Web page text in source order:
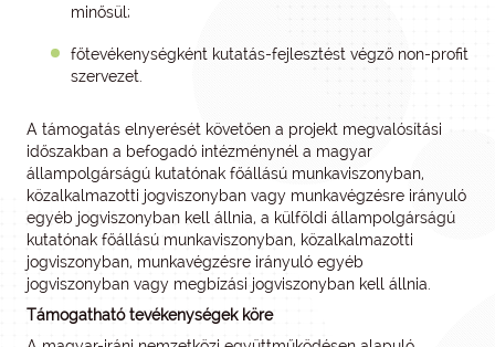
minősül;
főtevékenységként kutatás-fejlesztést végző non-profit
szervezet.
A támogatás elnyerését követően a projekt megvalósítási
időszakban a befogadó intézménynél a magyar
állampolgárságú kutatónak főállású munkaviszonyban,
közalkalmazotti jogviszonyban vagy munkavégzésre irányuló
egyéb jogviszonyban kell állnia, a külföldi állampolgárságú
kutatónak főállású munkaviszonyban, közalkalmazotti
jogviszonyban, munkavégzésre irányuló egyéb
jogviszonyban vagy megbízási jogviszonyban kell állnia.
Támogatható tevékenységek köre